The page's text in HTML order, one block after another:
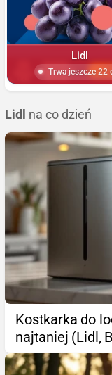
Lidl
Trwa jeszcze 22
Lidl na co dzień
Kostkarka do
najtaniej (Lidl,